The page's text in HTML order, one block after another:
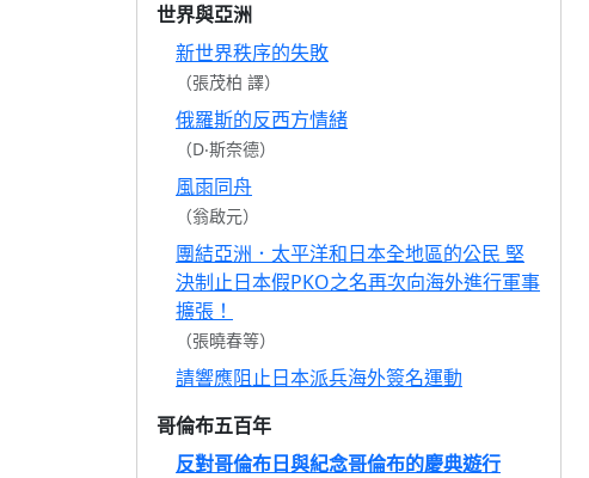
世界與亞洲
新世界秩序的失敗
（張茂柏 譯）
俄羅斯的反西方情緒
（D‧斯奈德）
風雨同舟
（翁啟元）
團結亞洲．太平洋和日本全地區的公民 堅
決制止日本假PKO之名再次向海外進行軍事
擴張！
（張曉春等）
請響應阻止日本派兵海外簽名運動
哥倫布五百年
反對哥倫布日與紀念哥倫布的慶典遊行